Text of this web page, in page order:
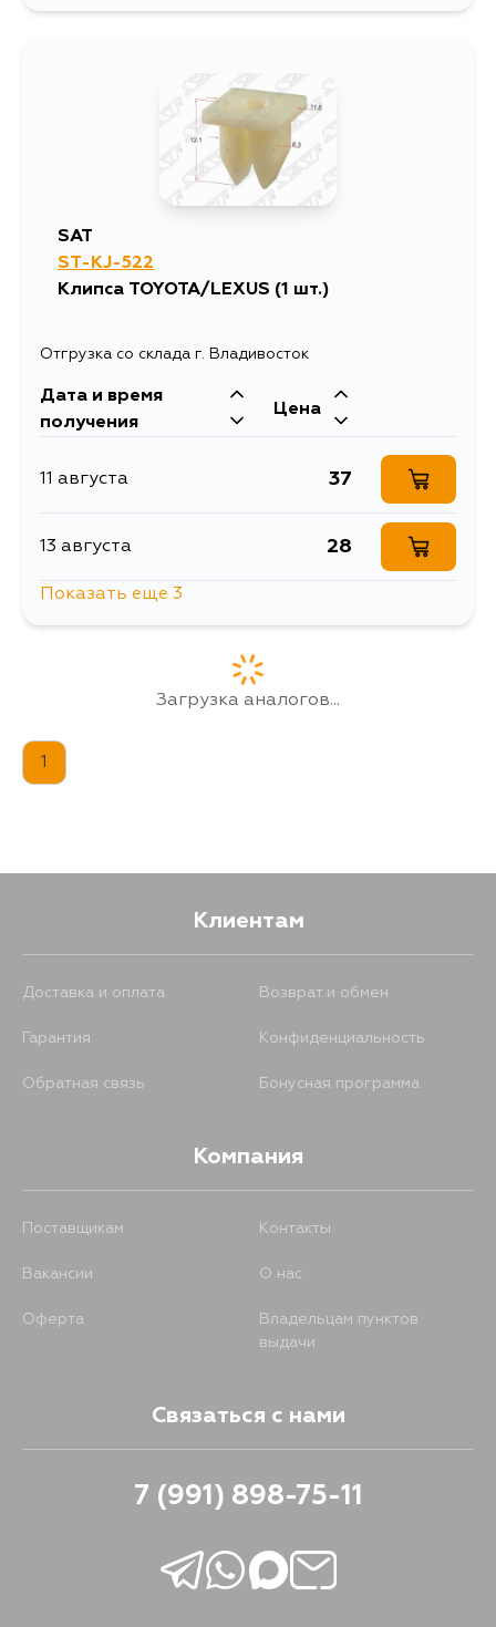
SAT
ST-KJ-522
Клипса TOYOTA/LEXUS (1 шт.)
Отгрузка со склада г. Владивосток
Дата и время
получения
Цена
11 августа 37
13 августа 28
17 августа
Показать еще 3
Загрузка аналогов...
1
Клиентам
Доставка и оплата Возврат и обмен
Гарантия Конфиденциальность
Обратная связь Бонусная программа
Компания
Поставщикам Контакты
Вакансии О нас
Оферта
Владельцам пунктов
выдачи
Связаться с нами
7 (991) 898-75-11